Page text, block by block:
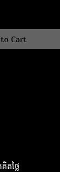
Cart
ថ្លៃ